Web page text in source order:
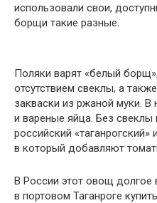
использовали свои,
борщи такие разные.
Поляки варят «белый
отсутствием свеклы, а
закваски из ржаной муки.
и вареные яйца. Без свеклы
российский
в который добавляют
В России этот овощ долгое
в портовом Таганроге